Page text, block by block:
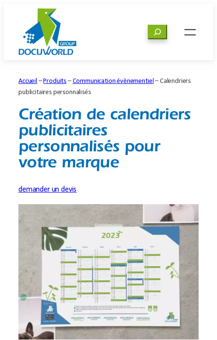
contenu
Rechercher
Accueil – Produits –Communication évènementiel –Calendriers
publicitaires personnalisés
Création de calendriers
publicitaires
personnalisés pour
votre marque
demander un devis